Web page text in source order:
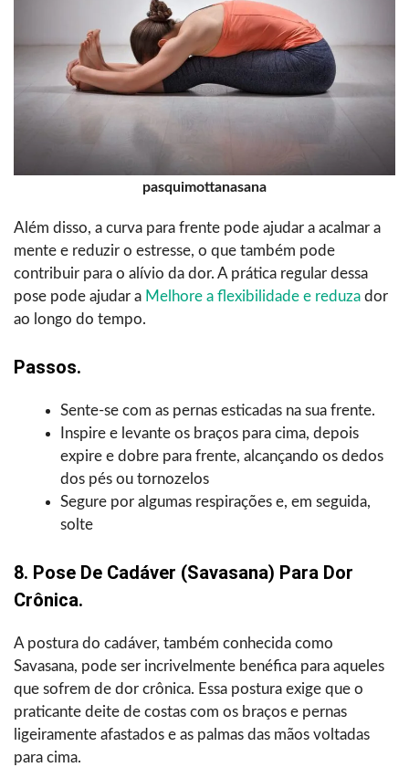
pasquimottanasana
Além disso, a curva para frente pode ajudar a acalmar a
mente e reduzir o estresse, o que também pode
contribuir para o alívio da dor. A prática regular dessa
pose pode ajudar a Melhore a flexibilidade e reduza dor
ao longo do tempo.
Passos.
Sente-se com as pernas esticadas na sua frente.
Inspire e levante os braços para cima, depois
expire e dobre para frente, alcançando os dedos
dos pés ou tornozelos
Segure por algumas respirações e, em seguida,
solte
8. Pose De Cadáver (Savasana) Para Dor
Crônica.
A postura do cadáver, também conhecida como
Savasana, pode ser incrivelmente benéfica para aqueles
que sofrem de dor crônica. Essa postura exige que o
praticante deite de costas com os braços e pernas
ligeiramente afastados e as palmas das mãos voltadas
para cima.